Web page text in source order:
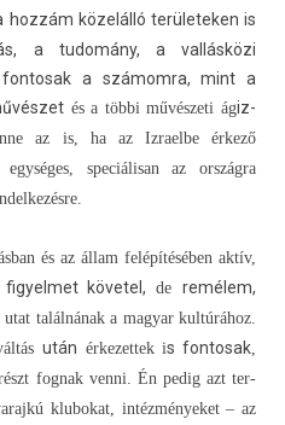
hozzám közelálló területek­en is
a tudomány, a vallásközi
fon­tosak a számomra, mint a
és a többi művészeti ágiz­
az is, ha az Iz­rael­be érkező
egységes, speciálisan az országra
és az állam felépítésében aktív,
figyel­met követel,deremélem,
találnának a magyar kultúrához.
után érkezet­tek is fon­tosak,
fog­nak venni. Én pedig azt ter­
klubokat, in­téz­ményeket – az